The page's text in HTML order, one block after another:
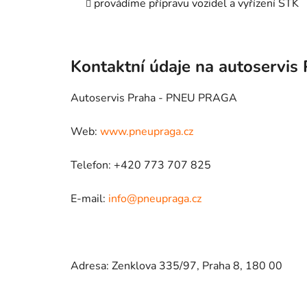
provádíme přípravu vozidel a vyřízení STK
Kontaktní údaje na autoservis
Autoservis Praha - PNEU PRAGA
Web: www.pneupraga.cz
Telefon: +420 773 707 825
E-mail: info@pneupraga.cz
Adresa: Zenklova 335/97, Praha 8, 180 00